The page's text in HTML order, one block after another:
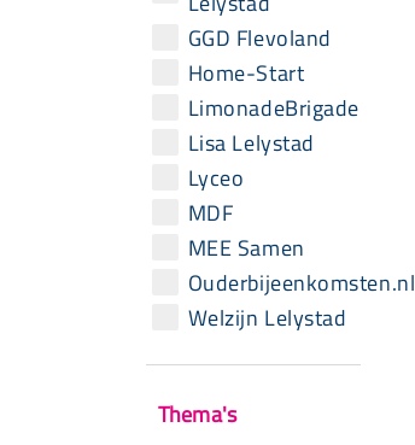
GGD Flevoland
Home-Start
LimonadeBrigade
Lisa Lelystad
Lyceo
MDF
MEE Samen
Ouderbijeenkomsten.nl
Welzijn Lelystad
Thema's